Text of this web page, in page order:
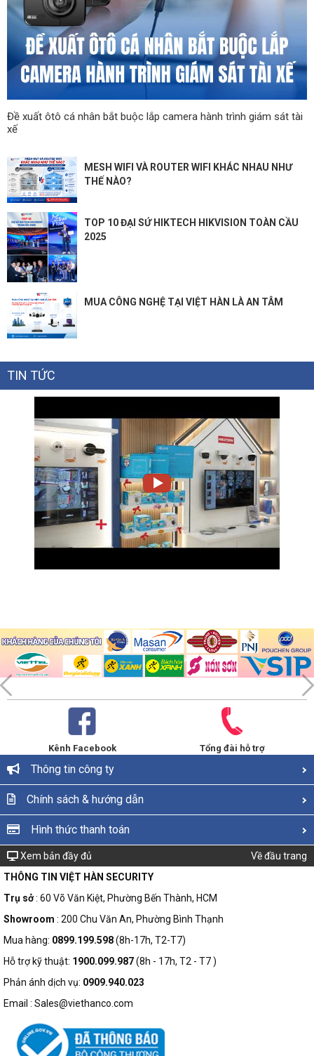
Đề xuất ôtô cá nhân bắt buộc lắp camera hành trình giám sát tài
xế
MESH WIFI VÀ ROUTER WIFI KHÁC NHAU NHƯ
THẾ NÀO?
TOP 10 ĐẠI SỨ HIKTECH HIKVISION TOÀN CẦU
2025
MUA CÔNG NGHỆ TẠI VIỆT HÀN LÀ AN TÂM
TIN TỨC
Kênh Facebook Tổng đài hỗ trợ
Thông tin công ty
Chính sách & hướng dẫn
Hình thức thanh toán
Xem bản đầy đủ
Về đầu trang
THÔNG TIN VIỆT HÀN SECURITY
Trụ sở: 60 Võ Văn Kiệt, Phường Bến Thành, HCM
Showroom : 200 Chu Văn An, Phường Bình Thạnh
Mua hàng: 0899.199.598(8h-17h, T2-T7)
Hỗ trợ kỹ thuật: 1900.099.987(8h - 17h, T2 - T7 )
Phản ánh dịch vụ: 0909.940.023
Email : Sales@viethanco.com